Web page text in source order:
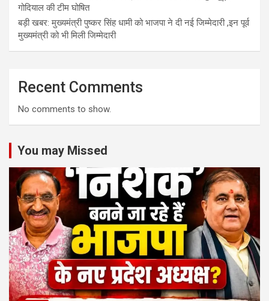
गोदियाल की टीम घोषित
बड़ी खबर: मुख्यमंत्री पुष्कर सिंह धामी को भाजपा ने दी नई जिम्मेदारी ,इन पूर्व
मुख्यमंत्री को भी मिली जिम्मेदारी
Recent Comments
No comments to show.
You may Missed